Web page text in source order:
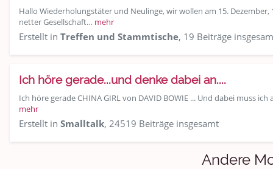
Hallo Wiederholungstäter und Neulinge, wir wollen am 15.
netter Gesellschaft… mehr
Erstellt in Treffen und Stammtische, 19 Beiträge
Ich höre gerade...und denke dabei an....
Ich höre gerade CHINA GIRL von DAVID BOWIE ... Und dabei muss
mehr
Erstellt in Smalltalk, 24519 Beiträge insgesamt
Andere